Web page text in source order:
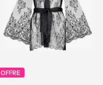
OFFRE